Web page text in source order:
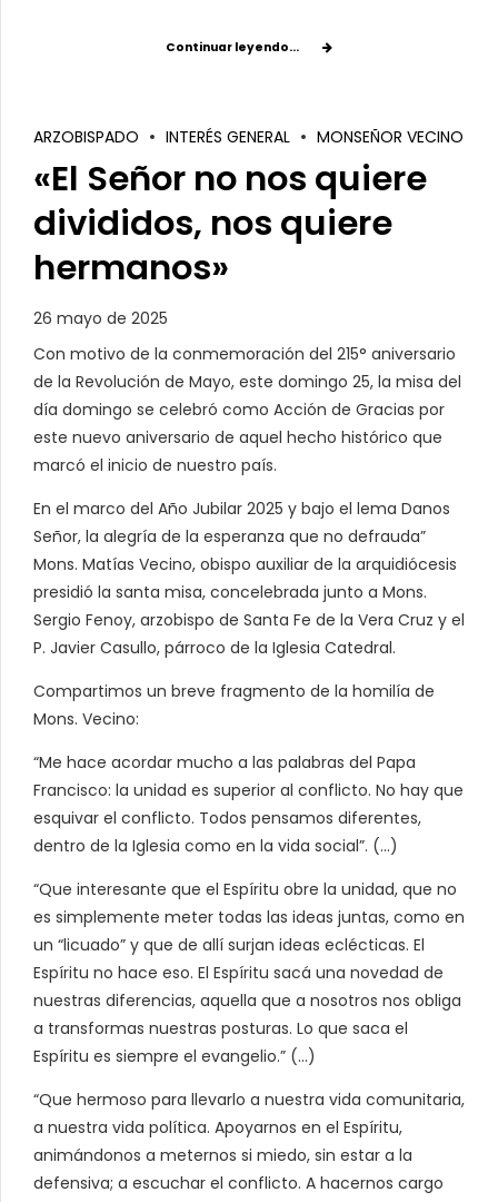
Continuar leyendo...
ARZOBISPADO INTERÉS GENERAL MONSEÑOR VECINO
«El Señor no nos quiere
divididos, nos quiere
hermanos»
26 mayo de 2025
Con motivo de la conmemoración del 215° aniversario
de la Revolución de Mayo, este domingo 25, la misa del
día domingo se celebró como Acción de Gracias por
este nuevo aniversario de aquel hecho histórico que
marcó el inicio de nuestro país.
En el marco del Año Jubilar 2025 y bajo el lema Danos
Señor, la alegría de la esperanza que no defrauda”
Mons. Matías Vecino, obispo auxiliar de la arquidiócesis
presidió la santa misa, concelebrada junto a Mons.
Sergio Fenoy, arzobispo de Santa Fe de la Vera Cruz y el
P. Javier Casullo, párroco de la Iglesia Catedral.
Compartimos un breve fragmento de la homilía de
Mons. Vecino:
“Me hace acordar mucho a las palabras del Papa
Francisco: la unidad es superior al conflicto. No hay que
esquivar el conflicto. Todos pensamos diferentes,
dentro de la Iglesia como en la vida social”. (…)
“Que interesante que el Espíritu obre la unidad, que no
es simplemente meter todas las ideas juntas, como en
un “licuado” y que de allí surjan ideas eclécticas. El
Espíritu no hace eso. El Espíritu sacá una novedad de
nuestras diferencias, aquella que a nosotros nos obliga
a transformas nuestras posturas. Lo que saca el
Espíritu es siempre el evangelio.” (…)
“Que hermoso para llevarlo a nuestra vida comunitaria,
a nuestra vida política. Apoyarnos en el Espíritu,
animándonos a meternos si miedo, sin estar a la
defensiva; a escuchar el conflicto. A hacernos cargo